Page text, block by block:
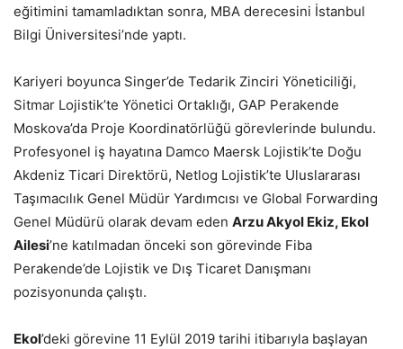
eğitimini tamamladıktan sonra, MBA derecesini İstanbul
Bilgi Üniversitesi’nde yaptı.
Kariyeri boyunca Singer’de Tedarik Zinciri Yöneticiliği,
Sitmar Lojistik’te Yönetici Ortaklığı, GAP Perakende
Moskova’da Proje Koordinatörlüğü görevlerinde bulundu.
Profesyonel iş hayatına Damco Maersk Lojistik’te Doğu
Akdeniz Ticari Direktörü, Netlog Lojistik’te Uluslararası
Taşımacılık Genel Müdür Yardımcısı ve Global Forwarding
Genel Müdürü olarak devam eden Arzu Akyol Ekiz, Ekol
Ailesi’ne katılmadan önceki son görevinde Fiba
Perakende’de Lojistik ve Dış Ticaret Danışmanı
pozisyonunda çalıştı.
Ekol’deki görevine 11 Eylül 2019 tarihi itibarıyla başlayan